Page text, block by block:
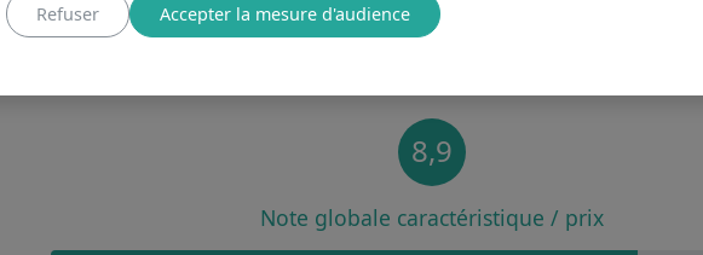
AVIS DE DE LA RÉDACTION
8,9
Note globale caractéristique / prix
Refuser Accepter la mesure d'audience